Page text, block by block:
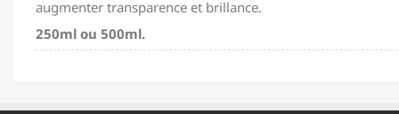
augmenter transparence et brillance.
250ml ou 500ml.